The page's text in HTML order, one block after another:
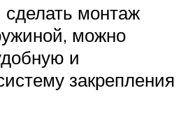
монтаж
можно
и
закрепления